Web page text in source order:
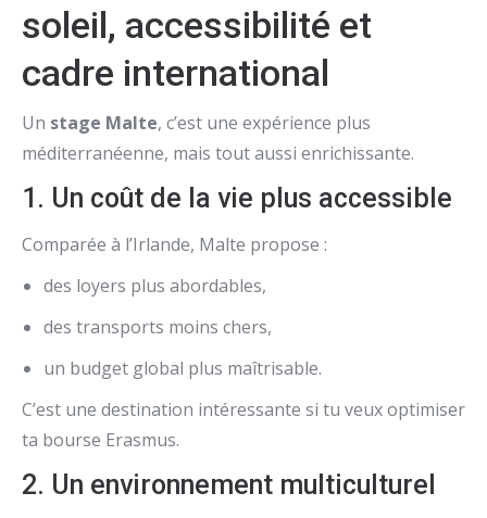
soleil, accessibilité et
cadre international
Un stage Malte, c’est une expérience plus
méditerranéenne, mais tout aussi enrichissante.
1. Un coût de la vie plus accessible
Comparée à l’Irlande, Malte propose :
des loyers plus abordables,
des transports moins chers,
un budget global plus maîtrisable.
C’est une destination intéressante si tu veux optimiser
ta bourse Erasmus.
2. Un environnement multiculturel